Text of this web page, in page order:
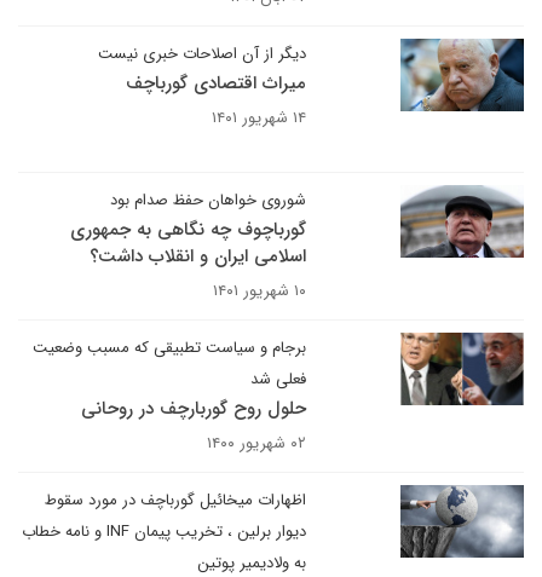
دیگر از آن اصلاحات خبری نیست
میراث اقتصادی گورباچف
۱۴ شهریور ۱۴۰۱
شوروی خواهان حفظ صدام بود
گورباچوف چه نگاهی به جمهوری
اسلامی ایران و انقلاب داشت؟
۱۰ شهریور ۱۴۰۱
برجام و سیاست تطبیقی که مسبب وضعیت
فعلی شد
حلول روح گوربارچف در روحانی
۰۲ شهریور ۱۴۰۰
اظهارات میخائیل گورباچف در مورد سقوط
دیوار برلین ، تخریب پیمان INF و نامه خطاب
به ولادیمیر پوتین